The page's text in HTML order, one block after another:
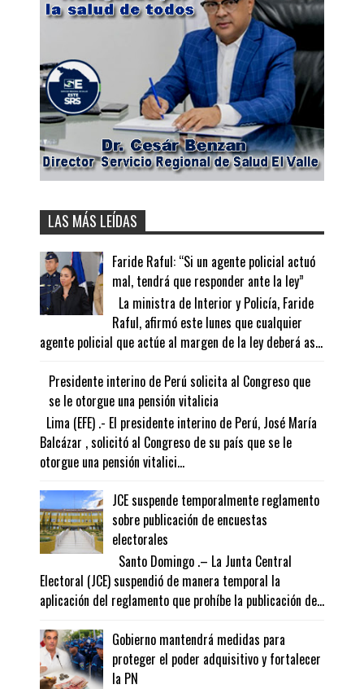
LAS MÁS LEÍDAS
Faride Raful: “Si un agente policial actuó
mal, tendrá que responder ante la ley”
La ministra de Interior y Policía, Faride
Raful, afirmó este lunes que cualquier
agente policial que actúe al margen de la ley deberá as...
Presidente interino de Perú solicita al Congreso que
se le otorgue una pensión vitalicia
Lima (EFE) .- El presidente interino de Perú, José María
Balcázar , solicitó al Congreso de su país que se le
otorgue una pensión vitalici...
JCE suspende temporalmente reglamento
sobre publicación de encuestas
electorales
Santo Domingo .– La Junta Central
Electoral (JCE) suspendió de manera temporal la
aplicación del reglamento que prohíbe la publicación de...
Gobierno mantendrá medidas para
proteger el poder adquisitivo y fortalecer
la PN